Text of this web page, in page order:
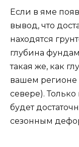
Если в яме
вывод, что
находятся
глубина
такая же, как
вашем регионе
севере).
будет
сезонным